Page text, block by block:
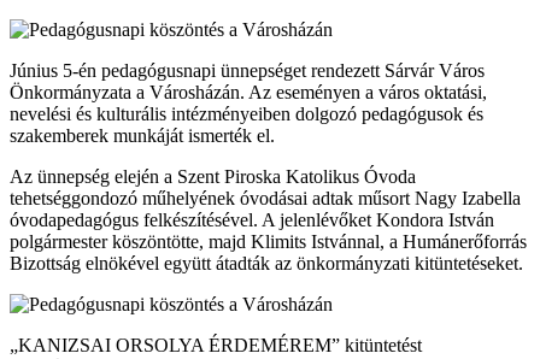
Június 5-én pedagógusnapi ünnepséget rendezett Sárvár Város
Önkormányzata a Városházán. Az eseményen a város oktatási,
nevelési és kulturális intézményeiben dolgozó pedagógusok és
szakemberek munkáját ismerték el.
Az ünnepség elején a Szent Piroska Katolikus Óvoda
tehetséggondozó műhelyének óvodásai adtak műsort Nagy Izabella
óvodapedagógus felkészítésével. A jelenlévőket Kondora István
polgármester köszöntötte, majd Klimits Istvánnal, a Humánerőforrás
Bizottság elnökével együtt átadták az önkormányzati kitüntetéseket.
„KANIZSAI ORSOLYA ÉRDEMÉREM” kitüntetést